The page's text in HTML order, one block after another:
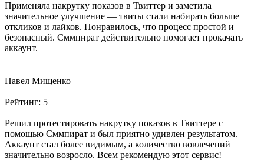
Применяла накрутку показов в Твиттер и заметила
значительное улучшение — твиты стали набирать больше
откликов и лайков. Понравилось, что процесс простой и
безопасный. Сммпират действительно помогает прокачать
аккаунт.
Павел Мищенко
Рейтинг: 5
Решил протестировать накрутку показов в Твиттере с
помощью Сммпират и был приятно удивлен результатом.
Аккаунт стал более видимым, а количество вовлечений
значительно возросло. Всем рекомендую этот сервис!